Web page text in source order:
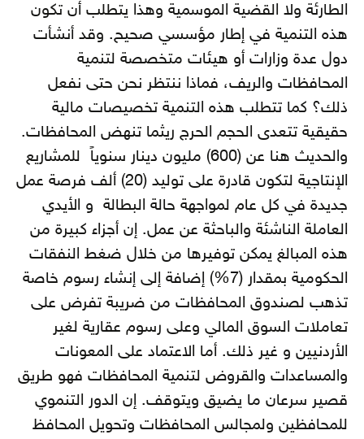
الطارئة ولا القضية الموسمية وهذا يتطلب أن تكون
هذه التنمية في إطار مؤسسي صحيح. وقد أنشأت
دول عدة وزارات أو هيئات متخصصة لتنمية
المحافظات والريف، فماذا ننتظر نحن حتى نفعل
ذلك؟ كما تتطلب هذه التنمية تخصيصات مالية
حقيقية تتعدى الحجم الحرج ريثما تنهض المحافظات.
والحديث هنا عن (600) مليون دينار سنوياً للمشاريع
الإنتاجية لتكون قادرة على توليد (20) ألف فرصة عمل
جديدة في كل عام لمواجهة حالة البطالة و الأيدي
العاملة الناشئة والباحثة عن عمل. إن أجزاء كبيرة من
هذه المبالغ يمكن توفيرها من خلال ضغط النفقات
الحكومية بمقدار (7%) إضافة إلى إنشاء رسوم خاصة
تذهب لصندوق المحافظات من ضريبة تفرض على
تعاملات السوق المالي وعلى رسوم عقارية لغير
الأردنيين و غير ذلك. أما الاعتماد على المعونات
والمساعدات والقروض لتنمية المحافظات فهو طريق
قصير سرعان ما يضيق ويتوقف. إن الدور التنموي
للمحافظين ولمجالس المحافظات وتحويل المحافظ